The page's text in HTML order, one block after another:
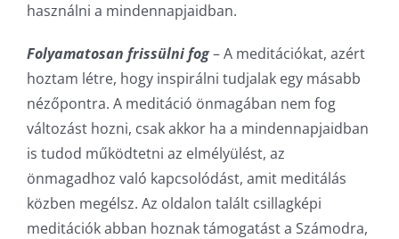
használni a mindennapjaidban.
Folyamatosan frissülni fog– A meditációkat, azért
hoztam létre, hogy inspirálni tudjalak egy másabb
nézőpontra. A meditáció önmagában nem fog
változást hozni, csak akkor ha a mindennapjaidban
is tudod működtetni az elmélyülést, az
önmagadhoz való kapcsolódást, amit meditálás
közben megélsz. Az oldalon talált csillagképi
meditációk abban hoznak támogatást a Számodra,